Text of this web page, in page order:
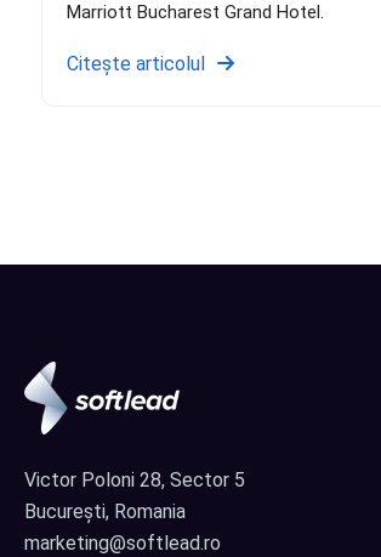
Marriott Bucharest Grand Hotel.
Citește articolul
Victor Poloni 28, Sector 5
București, Romania
marketing@softlead.ro